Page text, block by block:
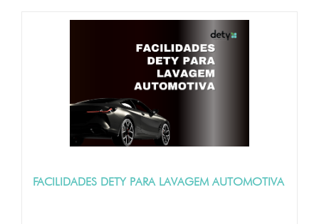
FACILIDADES DETY PARA LAVAGEM AUTOMOTIVA